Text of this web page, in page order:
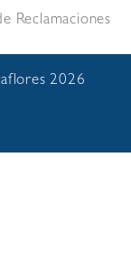
Reclamaciones
2026